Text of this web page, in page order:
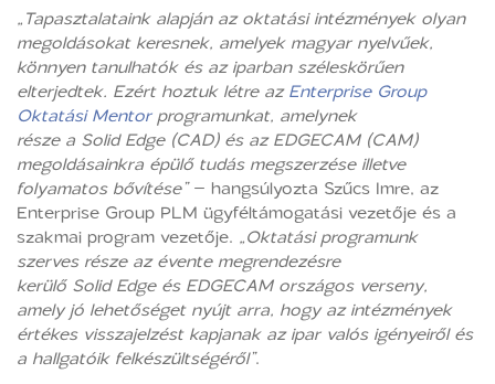
„Tapasztalataink alapján az oktatási intézmények olyan
megoldásokat keresnek, amelyek magyar nyelvűek,
könnyen tanulhatók és az iparban széleskörűen
elterjedtek. Ezért hoztuk létre azEnterprise Group
Oktatási Mentorprogramunkat, amelynek
része a Solid Edge (CAD) és az EDGECAM (CAM)
megoldásainkra épülő tudás megszerzése illetve
folyamatos bővítése”– hangsúlyozta Szűcs Imre, az
Enterprise Group PLM ügyféltámogatási vezetője és a
szakmai program vezetője. „Oktatási programunk
szerves része az évente megrendezésre
kerülő Solid Edge és EDGECAM országos verseny,
amely jó lehetőséget nyújt arra, hogy az intézmények
értékes visszajelzést kapjanak az ipar valós igényeiről és
a hallgatóik felkészültségéről”.